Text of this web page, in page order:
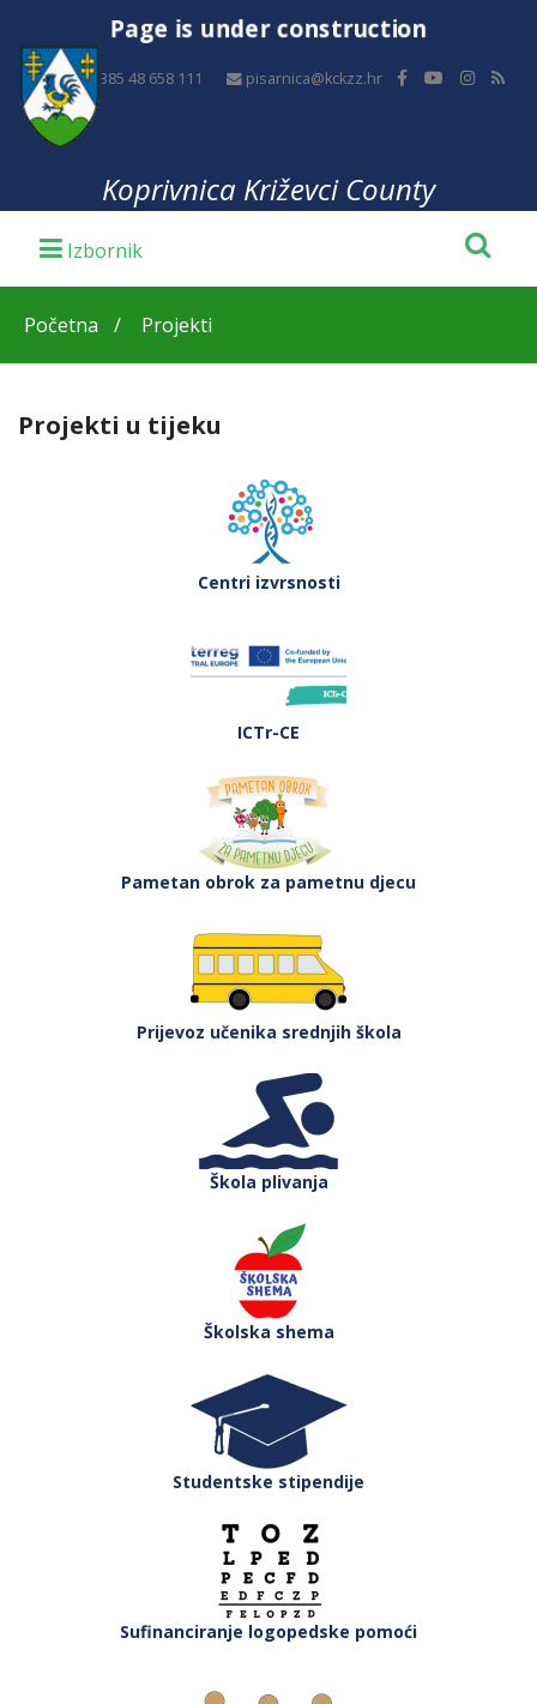
Page is under construction
+385 48 658 111 pisarnica@kckzz.hr
Koprivnica Križevci County
Početna Projekti
Projekti u tijeku
Centri izvrsnosti
ICTr-CE
Pametan obrok za pametnu djecu
Prijevoz učenika srednjih škola
Škola plivanja
Školska shema
Studentske stipendije
Sufinanciranje logopedske pomoći